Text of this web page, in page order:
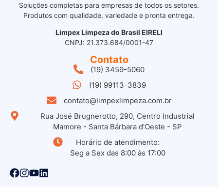
Soluções completas para empresas de todos os setores.
Produtos com qualidade, variedade e pronta entrega.
Limpex Limpeza do Brasil EIRELI
CNPJ: 21.373.684/0001-47
Contato
(19) 3459-5060
(19) 99113-3839
contato@limpexlimpeza.com.br
Rua José Brugnerotto, 290, Centro Industrial
Mamore - Santa Bárbara d'Oeste - SP
Horário de atendimento:
Seg a Sex das 8:00 às 17:00